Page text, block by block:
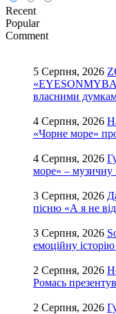
Recent
Popular
Comment
5 Серпня, 2026
власними
4 Серпня, 2026
«Чорне море»
4 Серпня, 2026
море» – музичну
3 Серпня, 2026
пісню «А я не
3 Серпня, 2026
емоційну
2 Серпня, 2026
Ромась
2 Серпня, 2026